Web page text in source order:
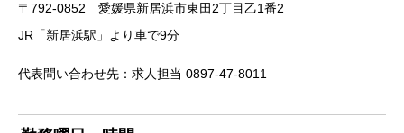
〒792-0852 愛媛県新居浜市東田2丁目乙1番2
JR「新居浜駅」より車で9分
代表問い合わせ先：求人担当 0897-47-8011